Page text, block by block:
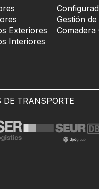
Exteriores
Interiores
Gestión
Comadera
DE TRANSPORTE